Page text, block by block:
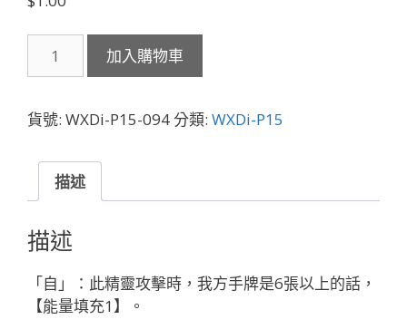
P15-
幻
ア
モ
ド
「綠
色
精
靈
加入購物車
貨號: WXDi-P15-094分類: WXDi-P15
描述
描述
「自」：此精靈攻擊時，我方手牌是6張以上的話，
【能量填充1】。